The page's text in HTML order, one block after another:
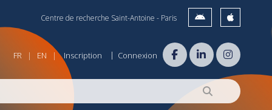
Centre de recherche Saint-Antoine - Paris
FR | EN | Inscription | Connexion